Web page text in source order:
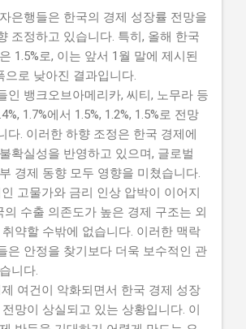
은행들은 한국의 경제 성장률 전망을
조정하고 있습니다. 특히, 올해 한국
1.5%로, 이는 앞서 1월 말에 제시된
으로 낮아진 결과입니다.
인 뱅크오브아메리카, 씨티, 노무라 등
1.7%에서 1.5%, 1.2%, 1.5%로 전망
다. 이러한 하향 조정은 한국 경제에
확실성을 반영하고 있으며, 글로벌
경제 동향 모두 영향을 미쳤습니다.
고물가와 금리 인상 압박이 이어지
의 수출 의존도가 높은 경제 구조는 외
약할 수밖에 없습니다. 이러한 맥락
은 안정을 찾기보다 더욱 보수적인 관
니다.
여건이 악화되면서 한국 경제 성장
망이 상실되고 있는 상황입니다. 이